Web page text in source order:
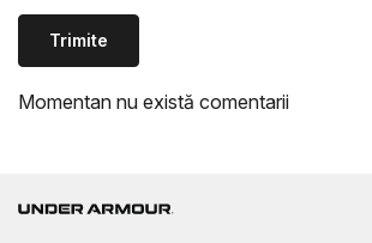
Trimite
Momentan nu există comentarii